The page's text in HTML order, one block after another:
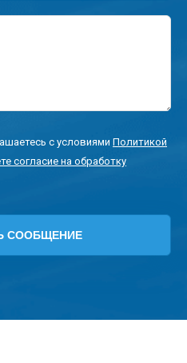
с условиями Политикой
согласие на обработку